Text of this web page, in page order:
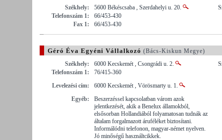
Székhely:
5600 Békéscsaba , Szerdahelyi u. 20.
Telefonszám 1:
66/453-430
Fax 1:
66/453-430
Géró Éva Egyéni Vállalkozó (Bács-Kiskun Megye)
Székhely:
6000 Kecskemét , Csongrádi u. 2.
Telefonszám 1:
76/415-360
Levelezési cím:
6000 Kecskemét , Vörösmarty u. 1.
Egyéb:
Beszerzéssel kapcsolatban várom azok
jelentkezését, akik a Benelux államokból,
elsősorban Hollandiából folyamatosan tudnák az
általam forgalmazott áruféléket biztosítani.
Informálódni telefonon, magyar-német nyelven.
Jó minőségű használtcikkek.